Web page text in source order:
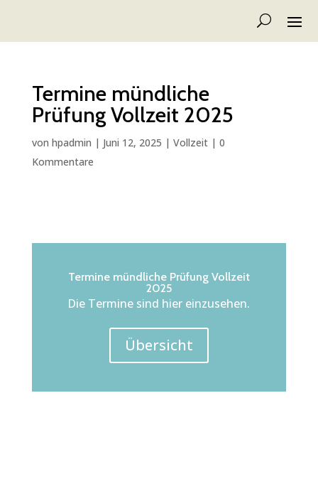
Termine mündliche
Prüfung Vollzeit 2025
von hpadmin | Juni 12, 2025 | Vollzeit| 0
Kommentare
Termine mündliche Prüfung Vollzeit
2025
Die Termine sind hier einzusehen.
Übersicht